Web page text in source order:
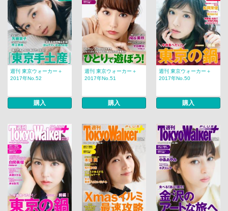
週刊 東京ウォーカー＋
2017年No.52
購入
週刊 東京ウォーカー＋
2017年No.51
購入
週刊 東京ウォーカー＋
2017年No.50
購入